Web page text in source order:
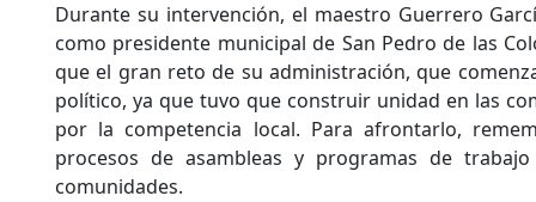
Durante su intervención, el maestro Guerrero
como presidente municipal de San Pedro de las
que el gran reto de su administración, que
político, ya que tuvo que construir unidad en las
por la competencia local. Para afrontarlo,
procesos de asambleas y programas de
comunidades.